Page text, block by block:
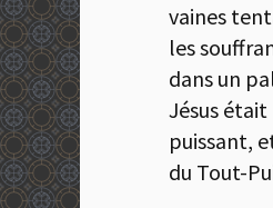
vaines
les
dans un
Jésus
puissant,
du Tout-